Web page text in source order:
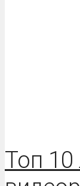
Топ